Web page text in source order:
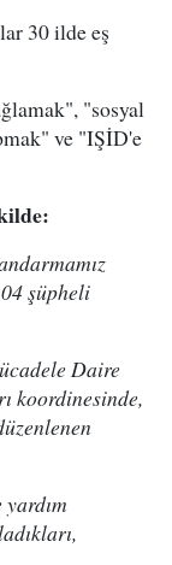
30 ilde eş
"sosyal
ve "IŞİD'e
şüpheli
Daire
koordinesinde,